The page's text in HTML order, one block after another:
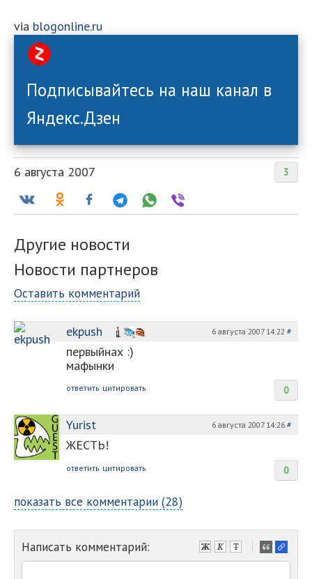
via blogonline.ru
Подписывайтесь на наш канал в
Яндекс.Дзен
3
6 августа 2007
Другие новости
Новости партнеров
Оставить комментарий
ekpush 6 августа 2007 14:22 #
первыйнах :)
мафынки
0
ответить цитировать
Yurist 6 августа 2007 14:26 #
ЖЕСТЬ!
0
ответить цитировать
показать все комментарии (28)
Написать комментарий:
-
-